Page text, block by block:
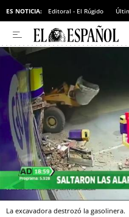
ES NOTICIA: Editoral - El Rúgido
La excavadora destrozó la gasolinera.